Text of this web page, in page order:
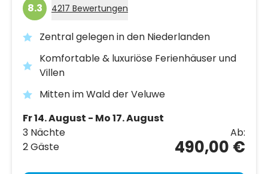
8.3 4217 Bewertungen
Zentral gelegen in den Niederlanden
Komfortable & luxuriöse Ferienhäuser und
Villen
Mitten im Wald der Veluwe
Fr 14. August - Mo 17. August
3 Nächte
2 Gäste
Ab:
490,00 €